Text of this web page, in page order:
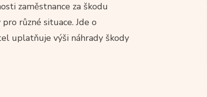
zaměstnance za škodu
různé situace. Jde o
uplatňuje výši náhrady škody